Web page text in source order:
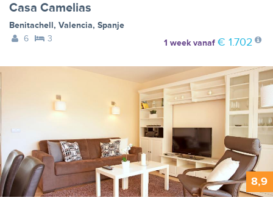
Casa Camelias
Benitachell, Valencia, Spanje
6
3 1 weekvanaf € 1.702
8,9